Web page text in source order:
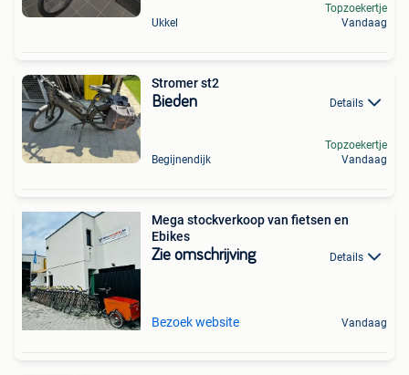
Ukkel
Topzoekertje
Vandaag
Stromer st2
Bieden Details
Begijnendijk
Topzoekertje
Vandaag
Mega stockverkoop van fietsen en
Ebikes
Zie omschrijving Details
Bezoek website Vandaag